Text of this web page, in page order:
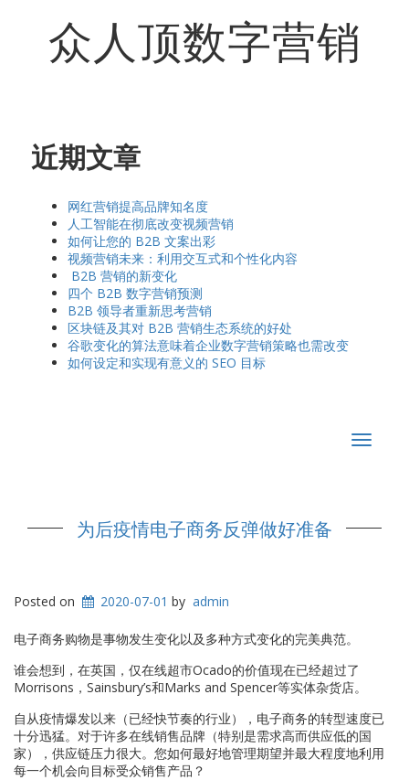
众人顶数字营销
近期文章
网红营销提高品牌知名度
人工智能在彻底改变视频营销
如何让您的 B2B 文案出彩
视频营销未来：利用交互式和个性化内容
B2B 营销的新变化
四个 B2B 数字营销预测
B2B 领导者重新思考营销
区块链及其对 B2B 营销生态系统的好处
谷歌变化的算法意味着企业数字营销策略也需改变
如何设定和实现有意义的 SEO 目标
Toggle
为后疫情电子商务反弹做好准备
Posted on 2020-07-01 by admin
电子商务购物是事物发生变化以及多种方式变化的完美典范。
谁会想到，在英国，仅在线超市Ocado的价值现在已经超过了
Morrisons，Sainsbury’s和Marks and Spencer等实体杂货店。
自从疫情爆发以来（已经快节奏的行业），电子商务的转型速度已
十分迅猛。对于许多在线销售品牌（特别是需求高而供应低的国
家），供应链压力很大。您如何最好地管理期望并最大程度地利用
每一个机会向目标受众销售产品？